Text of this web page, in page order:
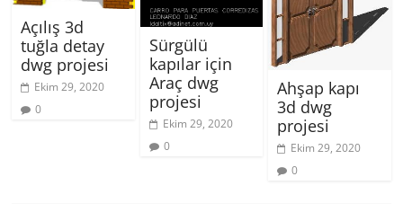
Açılış 3d
tuğla detay
dwg projesi
Ekim 29, 2020
0
Sürgülü
kapılar için
Araç dwg
projesi
Ekim 29, 2020
0
Ahşap kapı
3d dwg
projesi
Ekim 29, 2020
0